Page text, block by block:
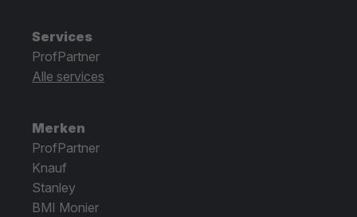
Services
ProfPartner
Alle services
Merken
ProfPartner
Knauf
Stanley
BMI Monier